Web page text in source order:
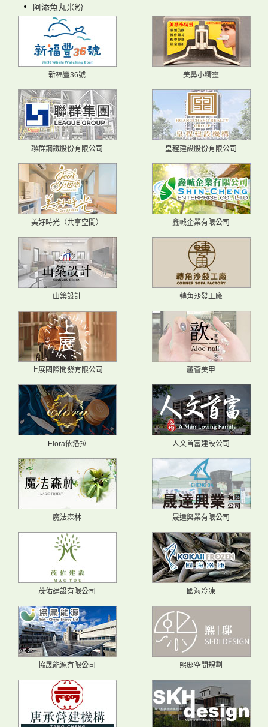
阿添魚丸米粉
新福豐36號 美鼻小精靈
聯群鋼鐵股份有限公司 皇程建設股份有限公司
美好時光（共享空間） 鑫峸企業有限公司
山築設計 轉角沙發工廠
上展國際開發有限公司 蘆薈美甲
Elora依洛拉 人文首富建設公司
魔法森林 晟達興業有限公司
茂佑建設有限公司 國海冷凍
協晟能源有限公司 熙邸空間規劃